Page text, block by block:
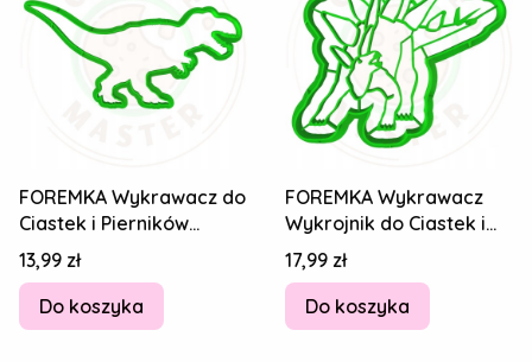
FOREMKA Wykrawacz do
Ciastek i Pierników
DINOZAUR - T-Rex
Tyranozaur 14cm
Cena
13,99 zł
Do koszyka
FOREMKA Wykrawacz
Wykrojnik do Ciastek i
Pierników DINOZAUR
Stegozaur 10cm
Cena
17,99 zł
Do koszyka